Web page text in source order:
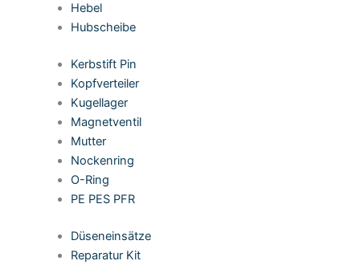
Hebel
Hubscheibe
Kerbstift Pin
Kopfverteiler
Kugellager
Magnetventil
Mutter
Nockenring
O-Ring
PE PES PFR
Düseneinsätze
Reparatur Kit